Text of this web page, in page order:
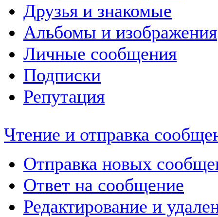
Друзья и знакомые
Альбомы и изображения
Личные сообщения
Подписки
Репутация
Чтение и отправка
Отправка новых
Ответ на сообщение
Редактирование и